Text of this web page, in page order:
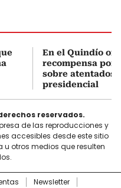
En el Quindío
recompensa por
sobre atentados
presidencial
reservados.
de las reproducciones y
accesibles desde este sitio
otros medios que resulten
Newsletter